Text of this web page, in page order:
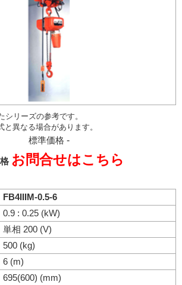
シリーズの参考です。
異なる場合があります。
標準価格 -
お問合せはこちら
FB4IIIM-0.5-6
0.9 : 0.25 (kW)
単相 200 (V)
500 (kg)
6 (m)
695(600) (mm)